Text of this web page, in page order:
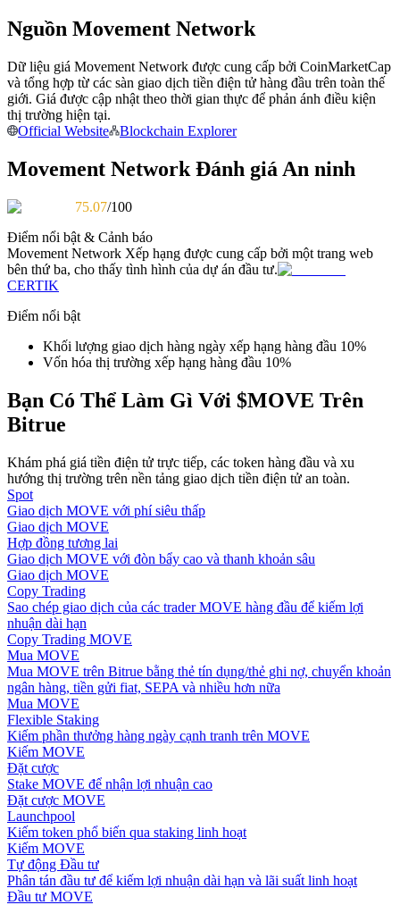
Phân tích dữ liệu lớn bao gồm thông tin giao dịch, v.v.
Hướng dẫn giao dịch Spot
Chiến lược giao dịch
Học cách duy trì lợi nhuận
Earn
Nguồn Movement Network
Dữ liệu giá Movement Network được cung cấp bởi CoinMarketCap
và tổng hợp từ các sàn giao dịch tiền điện tử hàng đầu trên toàn thế
giới. Giá được cập nhật theo thời gian thực để phản ánh điều kiện
thị trường hiện tại.
Official Website
Blockchain Explorer
Movement Network Đánh giá An ninh
75.07/100
Điểm nổi bật & Cảnh báo
Movement Network Xếp hạng được cung cấp bởi một trang web
bên thứ ba, cho thấy tình hình của dự án đầu tư.
CERTIK
Điểm nổi bật
Khối lượng giao dịch hàng ngày xếp hạng hàng đầu 10%
Vốn hóa thị trường xếp hạng hàng đầu 10%
Bạn Có Thể Làm Gì Với $MOVE Trên
Bitrue
Khám phá giá tiền điện tử trực tiếp, các token hàng đầu và xu
hướng thị trường trên nền tảng giao dịch tiền điện tử an toàn.
Spot
Giao dịch MOVE với phí siêu thấp
Giao dịch MOVE
Hợp đồng tương lai
Giao dịch MOVE với đòn bẩy cao và thanh khoản sâu
Giao dịch MOVE
Copy Trading
Sao chép giao dịch của các trader MOVE hàng đầu để kiếm lợi
nhuận dài hạn
Copy Trading MOVE
Mua MOVE
Mua MOVE trên Bitrue bằng thẻ tín dụng/thẻ ghi nợ, chuyển khoản
ngân hàng, tiền gửi fiat, SEPA và nhiều hơn nữa
Mua MOVE
Flexible Staking
Kiếm phần thưởng hàng ngày cạnh tranh trên MOVE
Kiếm MOVE
Đặt cược
Stake MOVE để nhận lợi nhuận cao
Đặt cược MOVE
Launchpool
Kiếm token phổ biến qua staking linh hoạt
Kiếm MOVE
Tự động Đầu tư
Phân tán đầu tư để kiếm lợi nhuận dài hạn và lãi suất linh hoạt
Đầu tư MOVE